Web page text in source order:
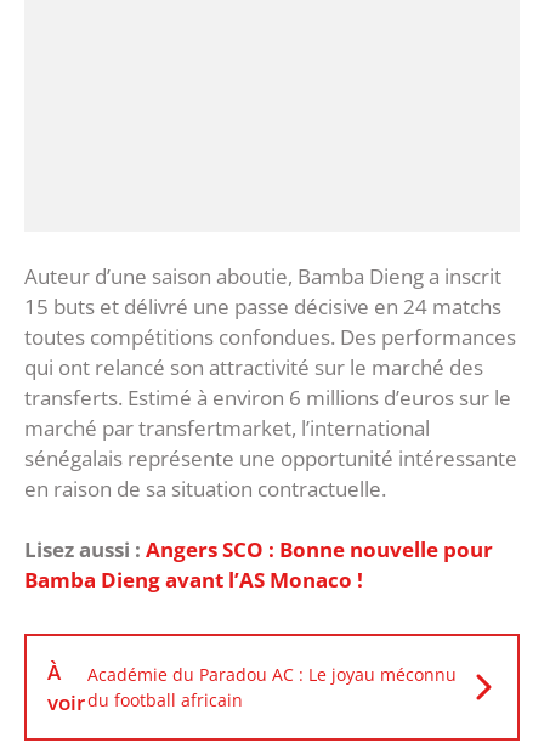
Auteur d’une saison aboutie, Bamba Dieng a inscrit
15 buts et délivré une passe décisive en 24 matchs
toutes compétitions confondues. Des performances
qui ont relancé son attractivité sur le marché des
transferts. Estimé à environ 6 millions d’euros sur le
marché par transfertmarket, l’international
sénégalais représente une opportunité intéressante
en raison de sa situation contractuelle.
Lisez aussi : Angers SCO : Bonne nouvelle pour
Bamba Dieng avant l’AS Monaco !
À
voir
Académie du Paradou AC : Le joyau méconnu
du football africain